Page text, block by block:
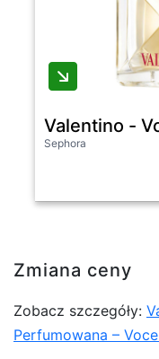
Valentino -
Sephora
Zmiana ceny
Zobacz szczegóły:
Perfumowana –